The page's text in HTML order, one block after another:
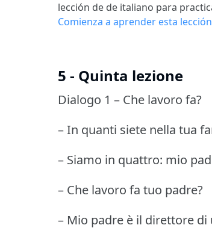
lección de de italiano para
Comienza a aprender esta
5 - Quinta lezione
Dialogo 1 – Che lavoro fa?
– In quanti siete nella tua
– Siamo in quattro: mio
– Che lavoro fa tuo padre?
– Mio padre è il direttore di